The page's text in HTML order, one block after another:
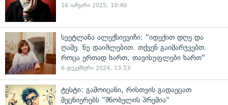
16 იანვარი 2025, 10:40
სვეტლანა ალექსიევიჩი: "იდექით დღე და
ღამე. ნუ დაიშლებით. თქვენ გაიმარჯვებთ.
როცა ერთად ხართ, თავისუფლები ხართ"
6 დეკემბერი 2024, 13:53
ტესტი: გამოიცანი, რისთვის გადაეცათ
მეცნიერებს "შნობელის პრემია"